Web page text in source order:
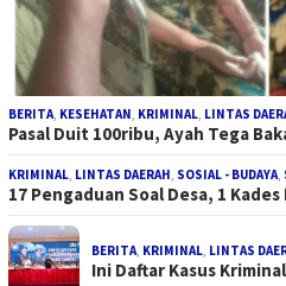
BERITA, KESEHATAN, KRIMINAL, LINTAS
Pasal Duit 100ribu, Ayah Tega
KRIMINAL, LINTAS DAERAH, SOSIAL - BUDAYA,
17 Pengaduan Soal Desa, 1
BERITA, KRIMINAL, LINTAS
Ini Daftar Kasus